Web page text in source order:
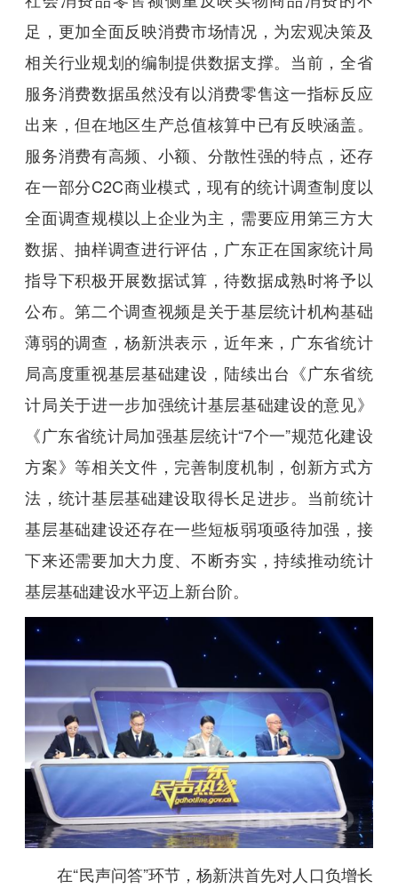
足，更加全面反映消费市场情况，为宏观决策及
相关行业规划的编制提供数据支撑。当前，全省
服务消费数据虽然没有以消费零售这一指标反应
出来，但在地区生产总值核算中已有反映涵盖。
服务消费有高频、小额、分散性强的特点，还存
在一部分C2C商业模式，现有的统计调查制度以
全面调查规模以上企业为主，需要应用第三方大
数据、抽样调查进行评估，广东正在国家统计局
指导下积极开展数据试算，待数据成熟时将予以
公布。第二个调查视频是关于基层统计机构基础
薄弱的调查，杨新洪表示，近年来，广东省统计
局高度重视基层基础建设，陆续出台《广东省统
计局关于进一步加强统计基层基础建设的意见》
《广东省统计局加强基层统计“7个一”规范化建设
方案》等相关文件，完善制度机制，创新方式方
法，统计基层基础建设取得长足进步。当前统计
基层基础建设还存在一些短板弱项亟待加强，接
下来还需要加大力度、不断夯实，持续推动统计
基层基础建设水平迈上新台阶。
在“民声问答”环节，杨新洪首先对人口负增长